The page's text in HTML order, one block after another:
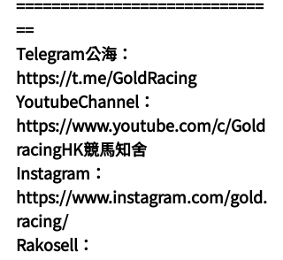
============================
==
Telegram公海：
https://t.me/GoldRacing
YoutubeChannel：
https://www.youtube.com/c/Gold
racingHK競馬知舍
Instagram：
https://www.instagram.com/gold.
racing/
Rakosell：